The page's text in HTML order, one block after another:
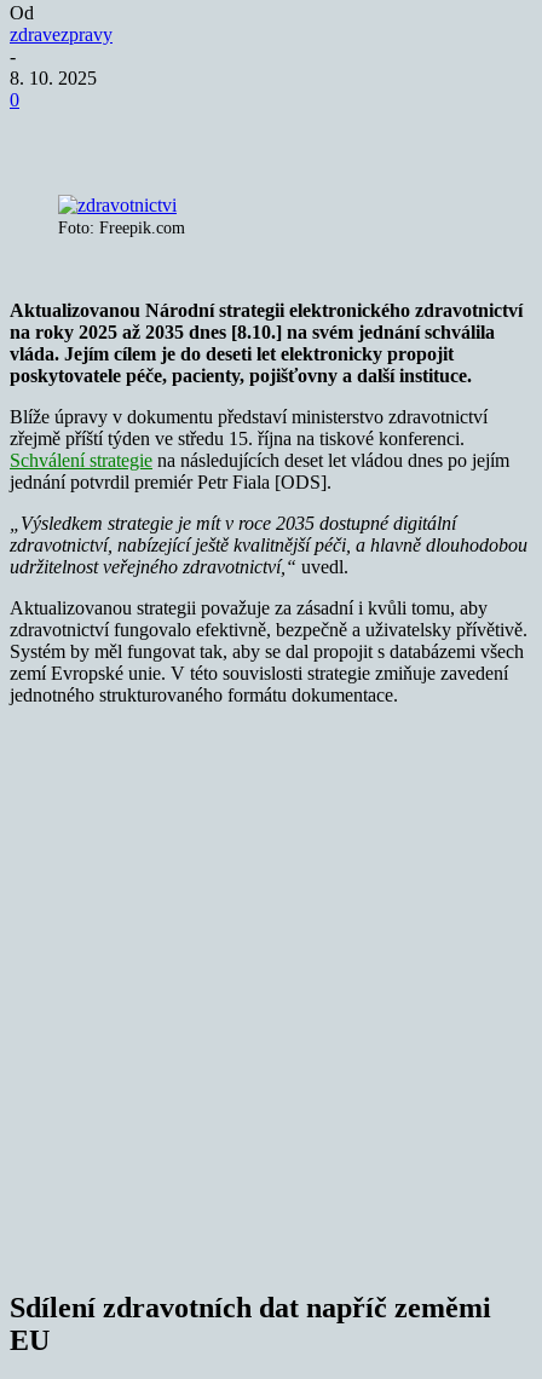
Od
zdravezpravy
-
8. 10. 2025
0
Foto: Freepik.com
Aktualizovanou Národní strategii elektronického zdravotnictví
na roky 2025 až 2035 dnes [8.10.] na svém jednání schválila
vláda. Jejím cílem je do deseti let elektronicky propojit
poskytovatele péče, pacienty, pojišťovny a další instituce.
Blíže úpravy v dokumentu představí ministerstvo zdravotnictví
zřejmě příští týden ve středu 15. října na tiskové konferenci.
Schválení strategie na následujících deset let vládou dnes po jejím
jednání potvrdil premiér Petr Fiala [ODS].
„Výsledkem strategie je mít v roce 2035 dostupné digitální
zdravotnictví, nabízející ještě kvalitnější péči, a hlavně dlouhodobou
udržitelnost veřejného zdravotnictví,“ uvedl.
Aktualizovanou strategii považuje za zásadní i kvůli tomu, aby
zdravotnictví fungovalo efektivně, bezpečně a uživatelsky přívětivě.
Systém by měl fungovat tak, aby se dal propojit s databázemi všech
zemí Evropské unie. V této souvislosti strategie zmiňuje zavedení
jednotného strukturovaného formátu dokumentace.
Sdílení zdravotních dat napříč zeměmi
EU